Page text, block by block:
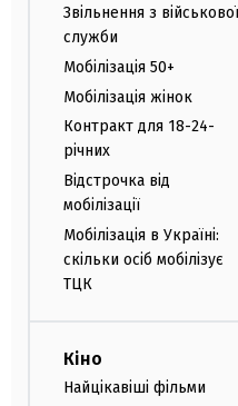
Звільнення з військової
служби
Мобілізація 50+
Мобілізація жінок
Контракт для 18-24-
річних
Відстрочка від
мобілізації
Мобілізація в Україні:
скільки осіб мобілізує
ТЦК
Кіно
Найцікавіші фільми